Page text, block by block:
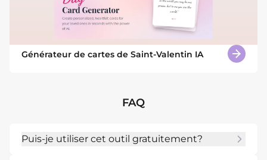
Générateur de cartes de Saint-Valentin IA
FAQ
Puis-je utiliser cet outil gratuitement?